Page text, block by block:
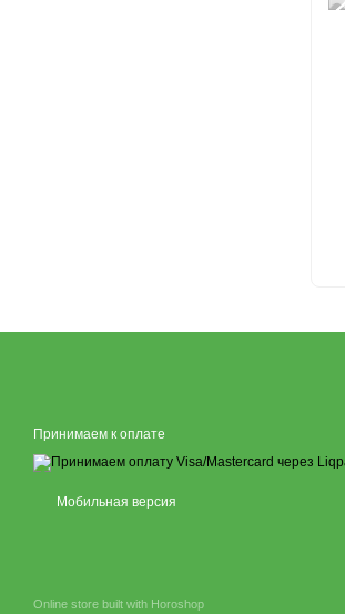
Принимаем к оплате
Мобильная версия
Online store built with Horoshop